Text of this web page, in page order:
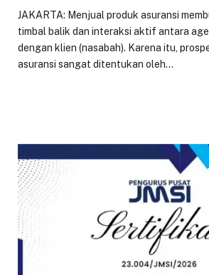
JAKARTA: Menjual produk asuransi
timbal balik dan interaksi aktif antara
dengan klien (nasabah). Karena itu,
asuransi sangat ditentukan oleh…